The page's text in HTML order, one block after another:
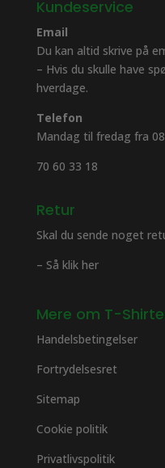
Kundeservice
Email
Du kan altid skrive på
– Hvis du skulle have
hverdage.
Telefon
Mandag til fredag fra
70 60 33 18
Retur
Skal du sende noget
– Så klik her
Mere om T-
Handelsbetingelser
Fortrydelsesret
Sitemap
Cookie politik
Privatlivspolitik